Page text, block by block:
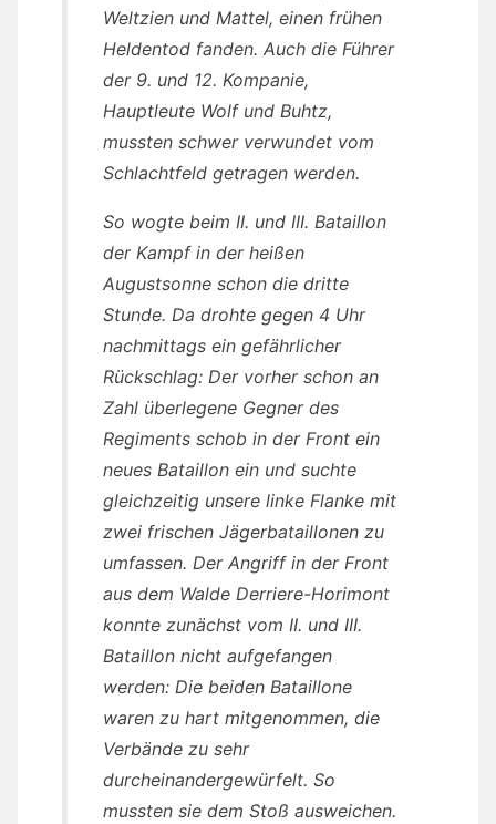
Weltzien und Mattel, einen frühen
Heldentod fanden. Auch die Führer
der 9. und 12. Kompanie,
Hauptleute Wolf und Buhtz,
mussten schwer verwundet vom
Schlachtfeld getragen werden.
So wogte beim II. und III. Bataillon
der Kampf in der heißen
Augustsonne schon die dritte
Stunde. Da drohte gegen 4 Uhr
nachmittags ein gefährlicher
Rückschlag: Der vorher schon an
Zahl überlegene Gegner des
Regiments schob in der Front ein
neues Bataillon ein und suchte
gleichzeitig unsere linke Flanke mit
zwei frischen Jägerbataillonen zu
umfassen. Der Angriff in der Front
aus dem Walde Derriere-Horimont
konnte zunächst vom II. und III.
Bataillon nicht aufgefangen
werden: Die beiden Bataillone
waren zu hart mitgenommen, die
Verbände zu sehr
durcheinandergewürfelt. So
mussten sie dem Stoß ausweichen.